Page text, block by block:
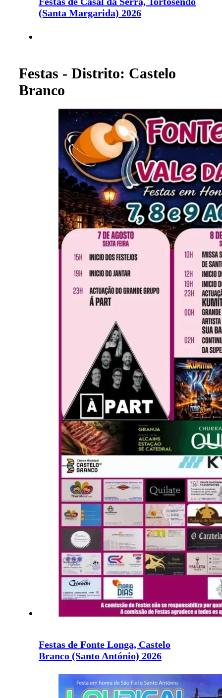
(Santa Margarida) 2026
Festas - Distrito: Castelo
Branco
Festas de Fonte Longa, Castelo
Branco (Santo António) 2026